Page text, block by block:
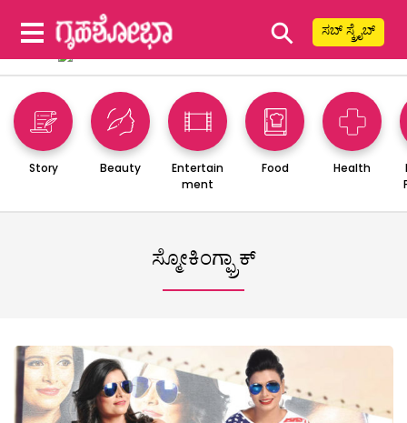
⚲ ಸಬ್ ಸ್ಕ್ರೈಬ್
Story Beauty
Entertain
ment
Food Health
ಸ್ಮೋಕಿಂಗ್ಫ್ರಾಕ್